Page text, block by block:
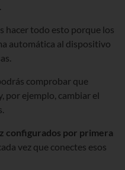
hacer todo esto porque los
automática al dispositivo
comprobar que
por ejemplo, cambiar el
configurados por primera
vez que conectes esos